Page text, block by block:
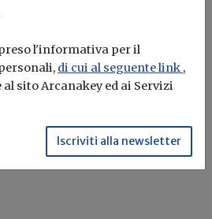
120 milioni per
carburanti in
introduce contributi fino a 60
l'informativa per il
di cui al seguente link ,
sito Arcanakey ed ai Servizi
Iscriviti alla newsletter